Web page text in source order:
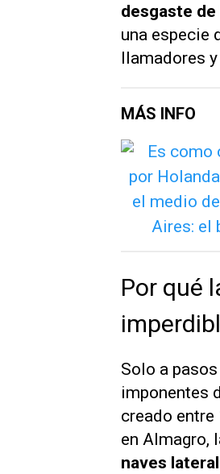
desgaste
una especie
llamadores
MÁS INFO
Por qué
Solo a
imponentes
creado
en Almagro,
naves